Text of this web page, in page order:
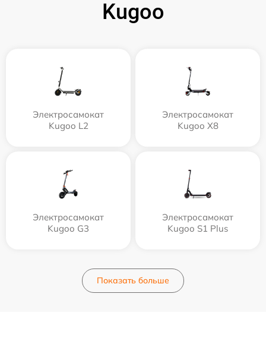
Kugoo
Электросамокат
Kugoo L2
Электросамокат
Kugoo X8
Электросамокат
Kugoo G3
Электросамокат
Kugoo S1 Plus
Показать больше